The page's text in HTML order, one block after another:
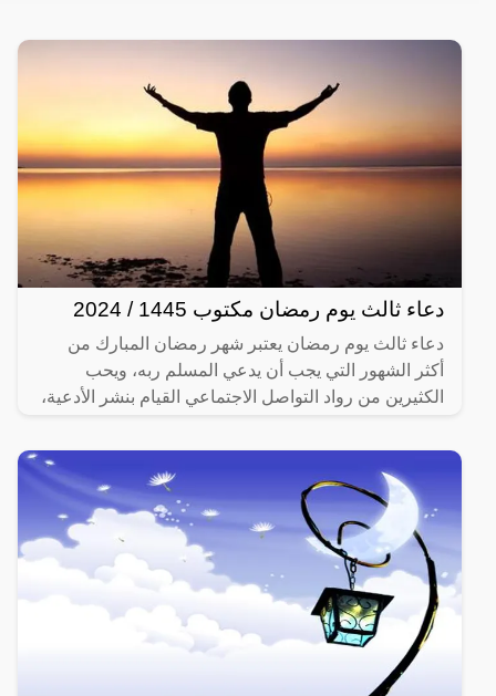
دعاء ثالث يوم رمضان مكتوب 1445 / 2024
دعاء ثالث يوم رمضان يعتبر شهر رمضان المبارك من
أكثر الشهور التي يجب أن يدعي المسلم ربه، ويحب
الكثيرين من رواد التواصل الاجتماعي القيام بنشر الأدعية،